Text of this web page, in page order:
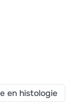
en histologie